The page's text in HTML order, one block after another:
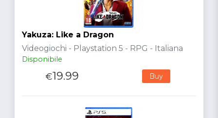
Yakuza: Like a Dragon
Videogiochi - Playstation 5 - RPG - Italiana
Disponibile
€19.99 Buy